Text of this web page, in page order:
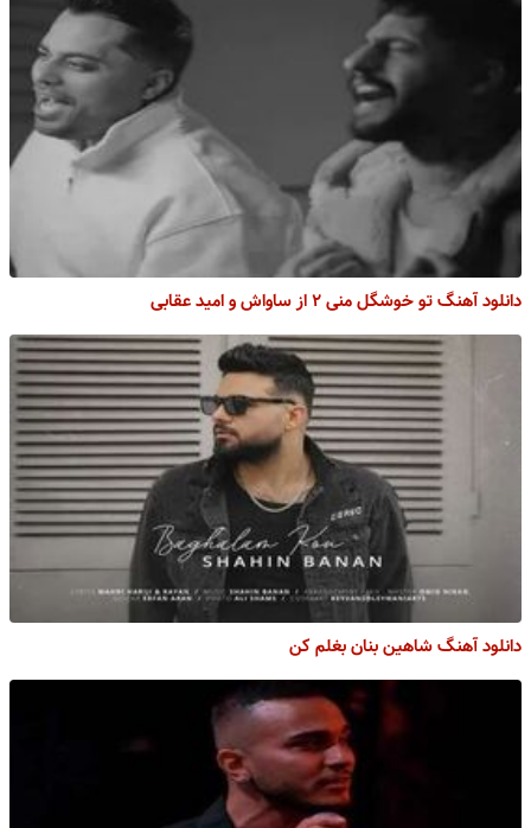
دانلود آهنگ تو خوشگل منی ۲ از ساواش و امید عقابی
دانلود آهنگ شاهین بنان بغلم کن